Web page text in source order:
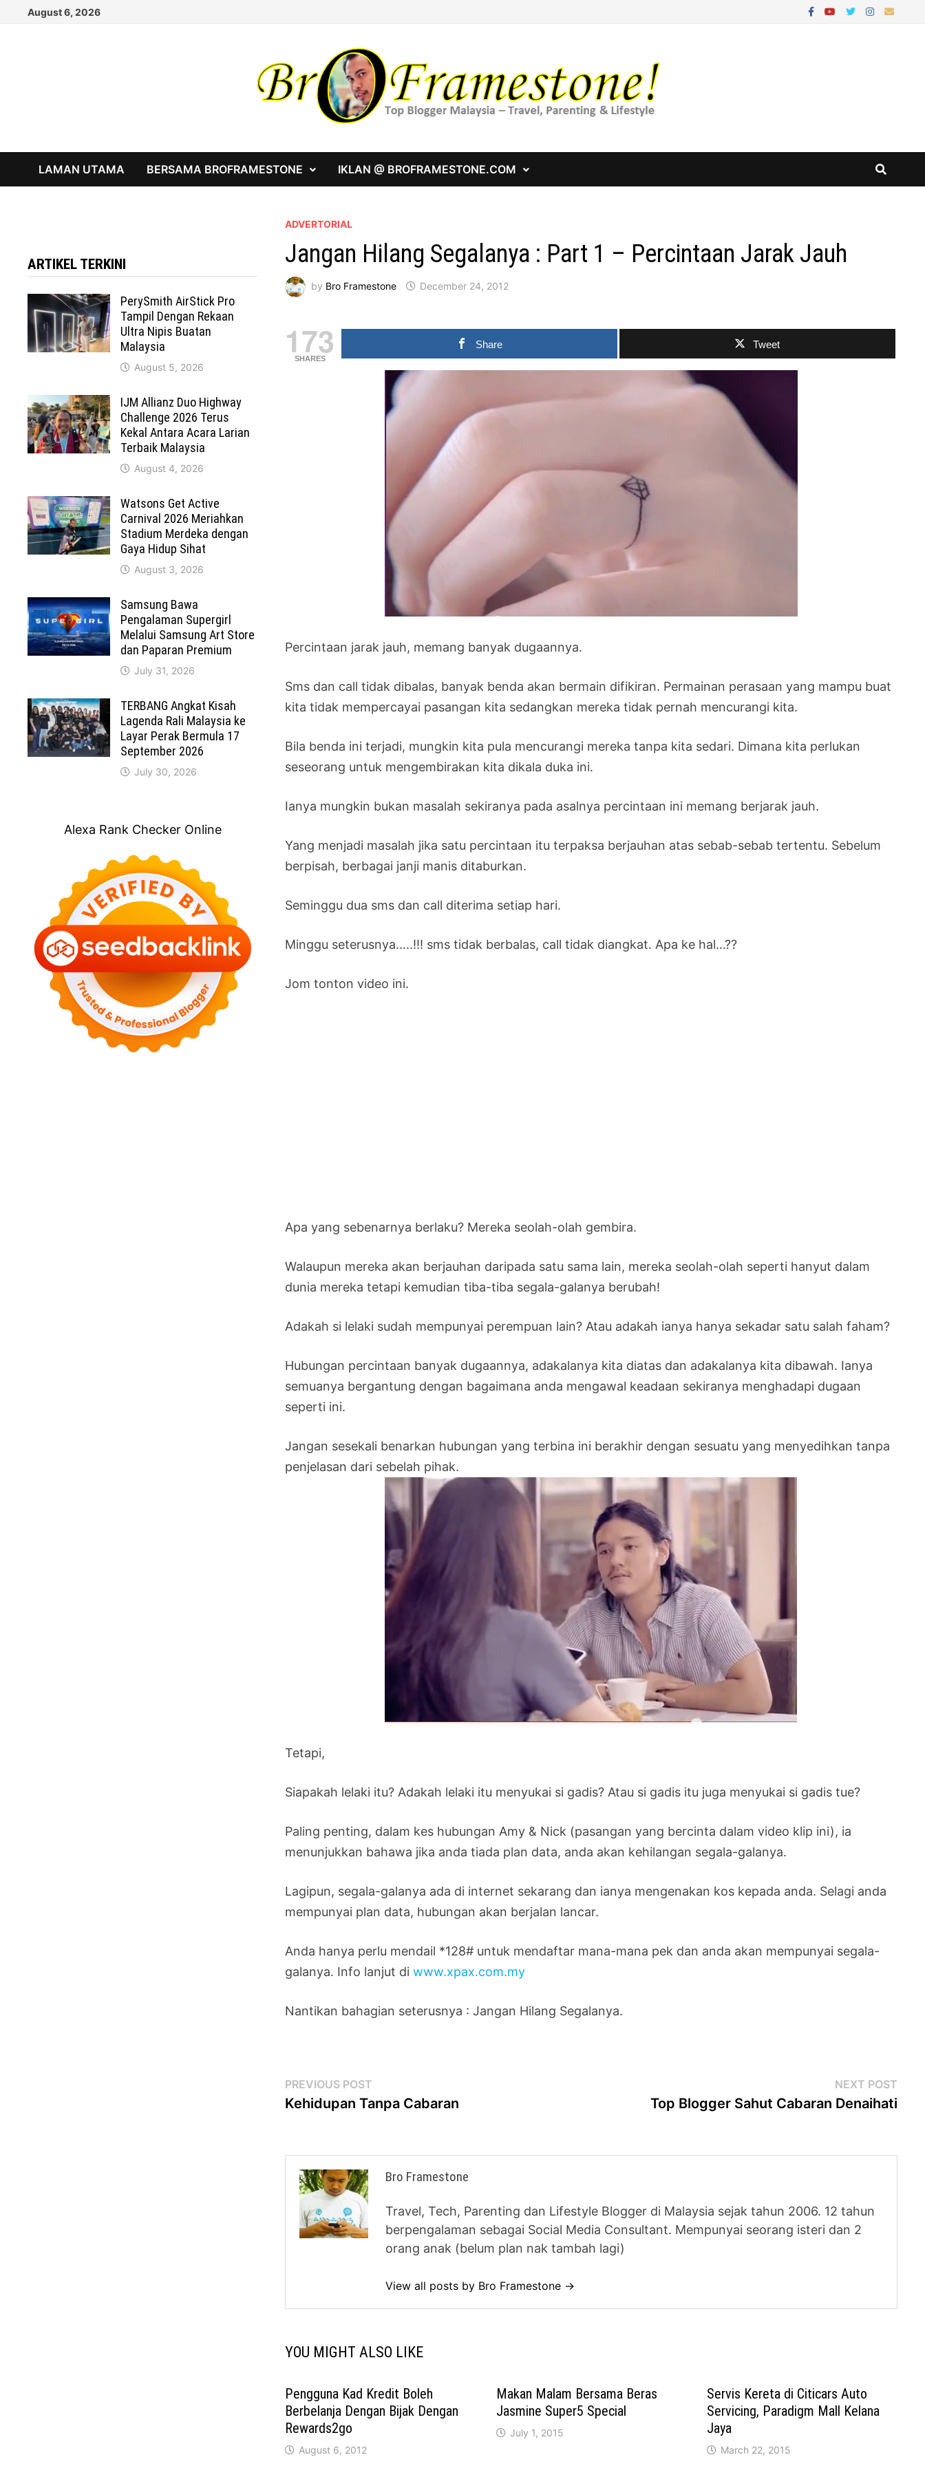
August 6, 2026
LAMAN UTAMA BERSAMA BROFRAMESTONE IKLAN @ BROFRAMESTONE.COM
ADVERTORIAL
Jangan Hilang Segalanya : Part 1 – Percintaan Jarak Jauh
by Bro Framestone December 24, 2012
173
SHARES
Share Tweet
Percintaan jarak jauh, memang banyak dugaannya.
Sms dan call tidak dibalas, banyak benda akan bermain difikiran. Permainan perasaan yang mampu buat
kita tidak mempercayai pasangan kita sedangkan mereka tidak pernah mencurangi kita.
Bila benda ini terjadi, mungkin kita pula mencurangi mereka tanpa kita sedari. Dimana kita perlukan
seseorang untuk mengembirakan kita dikala duka ini.
Ianya mungkin bukan masalah sekiranya pada asalnya percintaan ini memang berjarak jauh.
Yang menjadi masalah jika satu percintaan itu terpaksa berjauhan atas sebab-sebab tertentu. Sebelum
berpisah, berbagai janji manis ditaburkan.
Seminggu dua sms dan call diterima setiap hari.
Minggu seterusnya…..!!! sms tidak berbalas, call tidak diangkat. Apa ke hal…??
Jom tonton video ini.
Apa yang sebenarnya berlaku? Mereka seolah-olah gembira.
Walaupun mereka akan berjauhan daripada satu sama lain, mereka seolah-olah seperti hanyut dalam
dunia mereka tetapi kemudian tiba-tiba segala-galanya berubah!
Adakah si lelaki sudah mempunyai perempuan lain? Atau adakah ianya hanya sekadar satu salah faham?
Hubungan percintaan banyak dugaannya, adakalanya kita diatas dan adakalanya kita dibawah. Ianya
semuanya bergantung dengan bagaimana anda mengawal keadaan sekiranya menghadapi dugaan
seperti ini.
Jangan sesekali benarkan hubungan yang terbina ini berakhir dengan sesuatu yang menyedihkan tanpa
penjelasan dari sebelah pihak.
Tetapi,
Siapakah lelaki itu? Adakah lelaki itu menyukai si gadis? Atau si gadis itu juga menyukai si gadis tue?
Paling penting, dalam kes hubungan Amy & Nick (pasangan yang bercinta dalam video klip ini), ia
menunjukkan bahawa jika anda tiada plan data, anda akan kehilangan segala-galanya.
Lagipun, segala-galanya ada di internet sekarang dan ianya mengenakan kos kepada anda. Selagi anda
mempunyai plan data, hubungan akan berjalan lancar.
Anda hanya perlu mendail *128# untuk mendaftar mana-mana pek dan anda akan mempunyai segala-
galanya. Info lanjut diwww.xpax.com.my
Nantikan bahagian seterusnya : Jangan Hilang Segalanya.
Post
navigation
PREVIOUS POST
post:
Kehidupan Tanpa Cabaran
NEXT POSTNext
Top Blogger Sahut Cabaran Denaihati
Bro Framestone
Travel, Tech, Parenting dan Lifestyle Blogger di Malaysia sejak tahun 2006. 12 tahun
berpengalaman sebagai Social Media Consultant. Mempunyai seorang isteri dan 2
orang anak (belum plan nak tambah lagi)
View all posts by Bro Framestone →
YOU MIGHT ALSO LIKE
Pengguna Kad Kredit Boleh
Berbelanja Dengan Bijak Dengan
Rewards2go
August 6, 2012
Makan Malam Bersama Beras
Jasmine Super5 Special
July 1, 2015
Servis Kereta di Citicars Auto
Servicing, Paradigm Mall Kelana
Jaya
March 22, 2015
ARTIKEL TERKINI
PerySmith AirStick Pro
Tampil Dengan Rekaan
Ultra Nipis Buatan
Malaysia
August 5, 2026
IJM Allianz Duo Highway
Challenge 2026 Terus
Kekal Antara Acara Larian
Terbaik Malaysia
August 4, 2026
Watsons Get Active
Carnival 2026 Meriahkan
Stadium Merdeka dengan
Gaya Hidup Sihat
August 3, 2026
Samsung Bawa
Pengalaman Supergirl
Melalui Samsung Art Store
dan Paparan Premium
July 31, 2026
TERBANG Angkat Kisah
Lagenda Rali Malaysia ke
Layar Perak Bermula 17
September 2026
July 30, 2026
Alexa Rank Checker Online